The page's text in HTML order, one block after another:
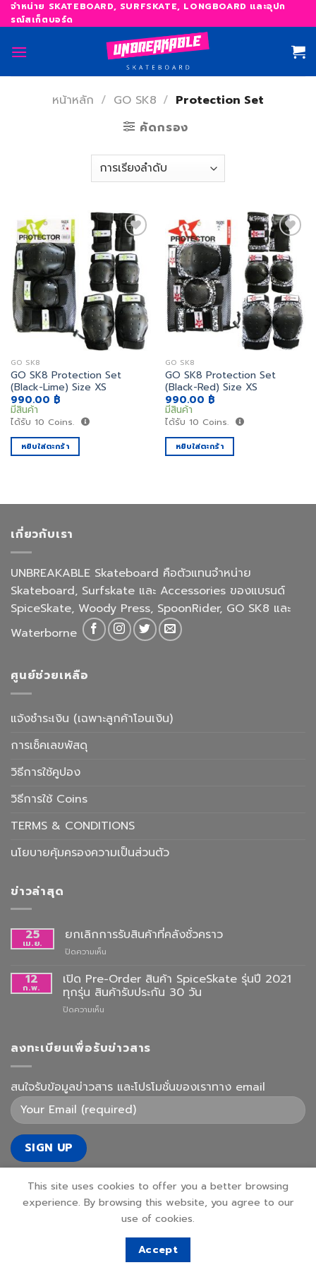
Skip
to
content
จำหน่าย SKATEBOARD, SURFSKATE, LONGBOARD และอุปก
รณ์สเก็ตบอร์ด
หน้าหลัก / GO SK8 / Protection Set
คัดกรอง
เพิ่ม
สิ่งที่
อยาก
ได้
GO SK8
GO SK8 Protection Set
(Black-Lime) Size XS
990.00 ฿
มีสินค้า
ได้รับ 10 Coins.
หยิบใส่ตะกร้า
เพิ่ม
สิ่งที่
อยาก
ได้
GO SK8
GO SK8 Protection Set
(Black-Red) Size XS
990.00 ฿
มีสินค้า
ได้รับ 10 Coins.
หยิบใส่ตะกร้า
เกี่ยวกับเรา
UNBREAKABLE Skateboard คือตัวแทนจำหน่าย
Skateboard, Surfskate และ Accessories ของแบรนด์
SpiceSkate, Woody Press, SpoonRider, GO SK8 และ
Waterborne
ศูนย์ช่วยเหลือ
แจ้งชำระเงิน (เฉพาะลูกค้าโอนเงิน)
การเช็คเลขพัสดุ
วิธีการใช้คูปอง
วิธีการใช้ Coins
TERMS & CONDITIONS
นโยบายคุ้มครองความเป็นส่วนตัว
ข่าวล่าสุด
25
เม.ย.
ยกเลิกการรับสินค้าที่คลังชั่วคราว
ปิดความเห็น
การ
รับ
สินค้า
12
ก.พ.
เปิด Pre-Order สินค้า SpiceSkate รุ่นปี 2021
ทุกรุ่น สินค้ารับประกัน 30 วัน
ปิดความเห็น
Order
ปี
2021
ทุก
ประกัน
วัน
ลงทะเบียนเพื่อรับข่าวสาร
สนใจรับข้อมูลข่าวสาร และโปรโมชั่นของเราทาง email
unbreakableskateboard.com
This site uses cookies to offer you a better browsing
experience. By browsing this website, you agree to our
use of cookies.
Accept